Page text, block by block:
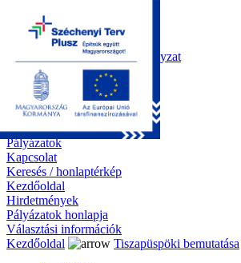
Kezdőoldal
Önkormányzat
Polgármesteri Hivatal
Roma Nemzetiségi Önkormányzat
Elektronikus ügyintézés
Közérdekű információk
Tiszapüspöki bemutatása
Galéria
Díjazottaink
Pályázatok
Kapcsolat
Keresés / honlaptérkép
Kezdőoldal
Hirdetmények
Pályázatok honlapja
Választási információk
Kezdőoldal
Tiszapüspöki bemutatása